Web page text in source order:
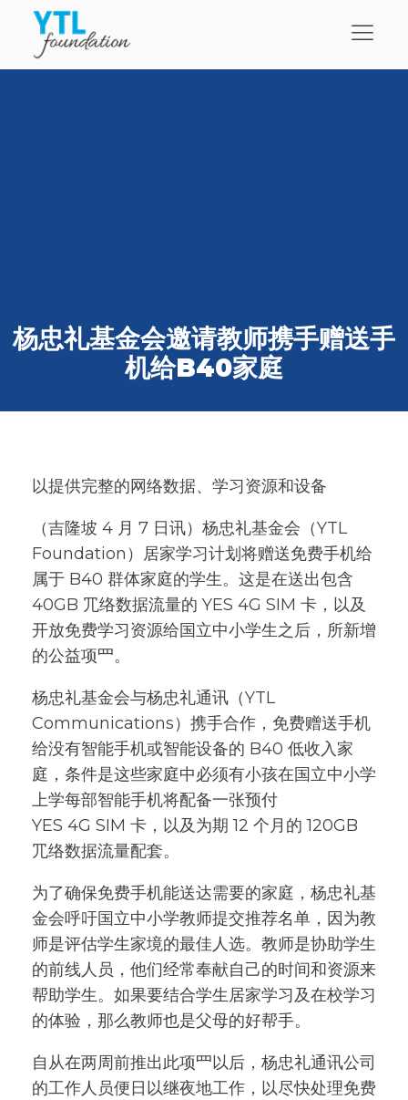
杨忠礼基金会邀请教师携手赠送手
机给B40家庭
以提供完整的网络数据、学习资源和设备
（吉隆坡 4 ⽉ 7 ⽇讯）杨忠礼基⾦会（YTL
Foundation）居家学习计划将赠送免费⼿机给
属于 B40 群体家庭的学⽣。这是在送出包含
40GB ⺴络数据流量的 YES 4G SIM 卡，以及
开放免费学习资源给国⽴中⼩学⽣之后，所新增
的公益项⺫。
杨忠礼基⾦会与杨忠礼通讯（YTL
Communications）携⼿合作，免费赠送⼿机
给没有智能⼿机或智能设备的 B40 低收⼊家
庭，条件是这些家庭中必须有⼩孩在国⽴中⼩学
上学每部智能⼿机将配备⼀张预付
YES 4G SIM 卡，以及为期 12 个⽉的 120GB
⺴络数据流量配套。
为了确保免费⼿机能送达需要的家庭，杨忠礼基
⾦会呼吁国⽴中⼩学教师提交推荐名单，因为教
师是评估学⽣家境的最佳⼈选。教师是协助学⽣
的前线⼈员，他们经常奉献⾃⼰的时间和资源来
帮助学⽣。如果要结合学⽣居家学习及在校学习
的体验，那么教师也是⽗⺟的好帮⼿。
⾃从在两周前推出此项⺫以后，杨忠礼通讯公司
的⼯作⼈员便⽇以继夜地⼯作，以尽快处理免费